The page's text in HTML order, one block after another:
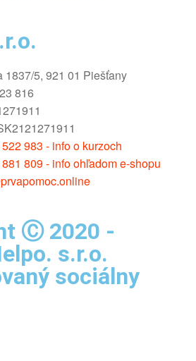
1837/5, 921 01 Piešťany
816
983 - info o kurzoch
809 - info ohľadom e-shopu
Ⓒ 2020 -
s.r.o.
sociálny